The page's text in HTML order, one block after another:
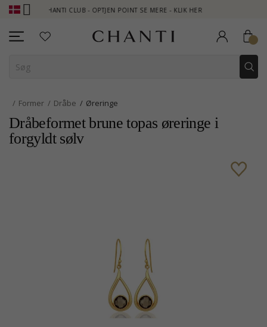
CHANTI CLUB - OPTJEN POINT SE MERE - KLIK HER
Former Dråbe Øreringe
Dråbeformet brune topas øreringe i
forgyldt sølv